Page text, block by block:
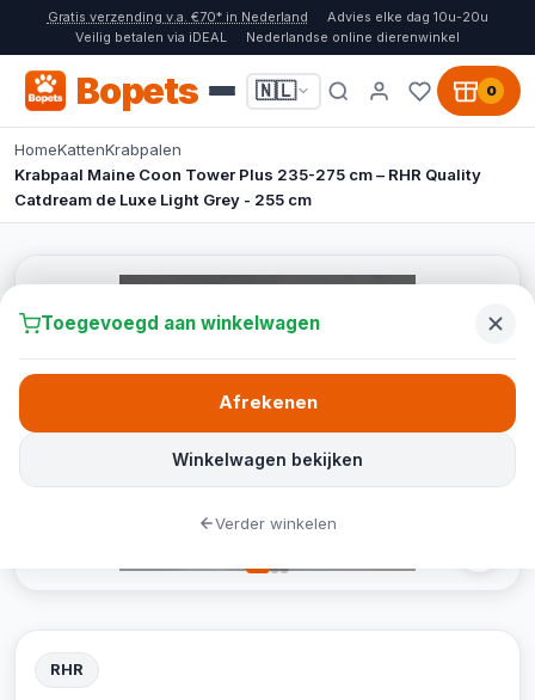
Gratis verzending v.a. €70* in Nederland
Advies elke dag 10u-20u
Veilig betalen via iDEAL
Nederlandse online dierenwinkel
Bopets 🇳🇱 0
HomeKattenKrabpalen
Krabpaal Maine Coon Tower Plus 235-275 cm – RHR Quality
Catdream de Luxe Light Grey - 255 cm
RHR
Toegevoegd aan winkelwagen
Winkelwagen bekijken
Afrekenen
Verder winkelen